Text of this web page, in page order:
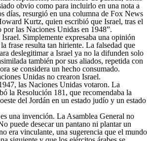
obvio como para incluirlo en una nota a
días, resurgió en una columna de Fox News
Kurtz, quien escribió que Israel, tras el
por las Naciones Unidas en 1948”.
Simplemente expresaba una opinión
frase resulta tan hiriente. La falsedad que
deslegitimar a Israel ya no la difunden solo
también por sus aliados, repetida con
se considera un hecho consumado.
Unidas no crearon Israel.
las Naciones Unidas votaron. La
la Resolución 181, que recomendaba la
del Jordán en un estado judío y un estado
una invención. La Asamblea General no
puede desecar un pantano ni plantar un
era vinculante, una sugerencia que el mundo